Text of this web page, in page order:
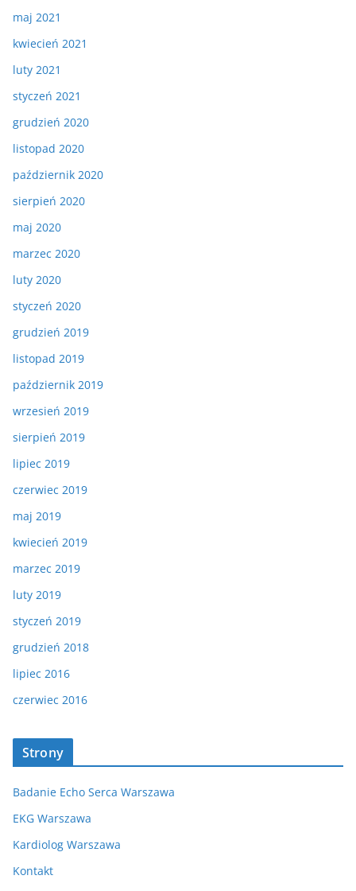
maj 2021
kwiecień 2021
luty 2021
styczeń 2021
grudzień 2020
listopad 2020
październik 2020
sierpień 2020
maj 2020
marzec 2020
luty 2020
styczeń 2020
grudzień 2019
listopad 2019
październik 2019
wrzesień 2019
sierpień 2019
lipiec 2019
czerwiec 2019
maj 2019
kwiecień 2019
marzec 2019
luty 2019
styczeń 2019
grudzień 2018
lipiec 2016
czerwiec 2016
Strony
Badanie Echo Serca Warszawa
EKG Warszawa
Kardiolog Warszawa
Kontakt